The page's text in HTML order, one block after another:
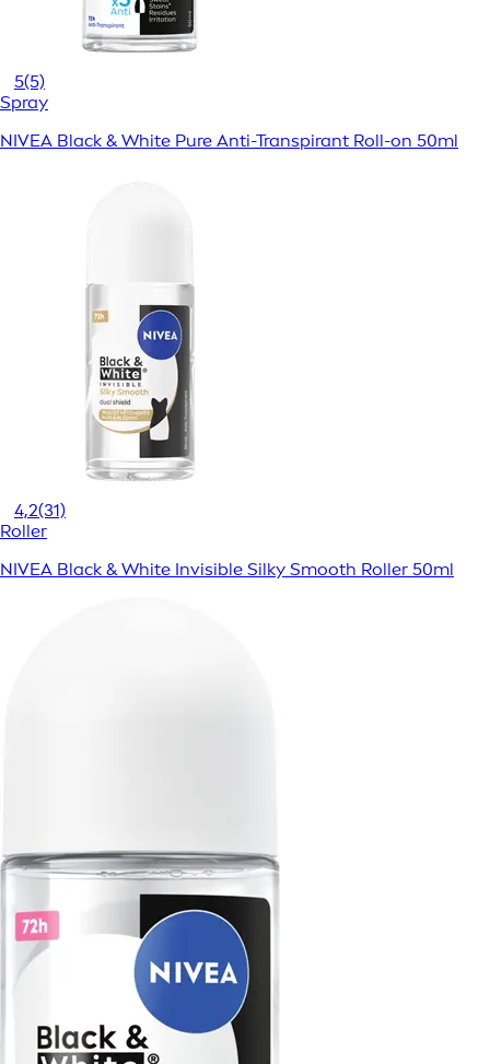
5(5)
Spray
NIVEA Black & White Pure Anti-Transpirant Roll-on 50ml
4,2(31)
Roller
NIVEA Black & White Invisible Silky Smooth Roller 50ml